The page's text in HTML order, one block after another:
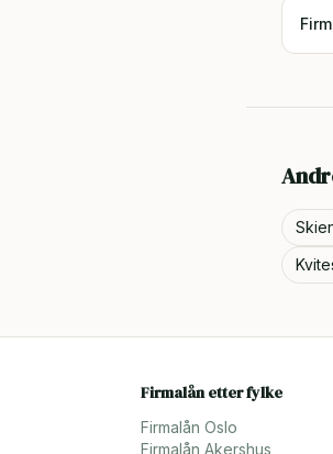
Firmalån etter fylke
Firmalån Oslo
Firmalån Akershus